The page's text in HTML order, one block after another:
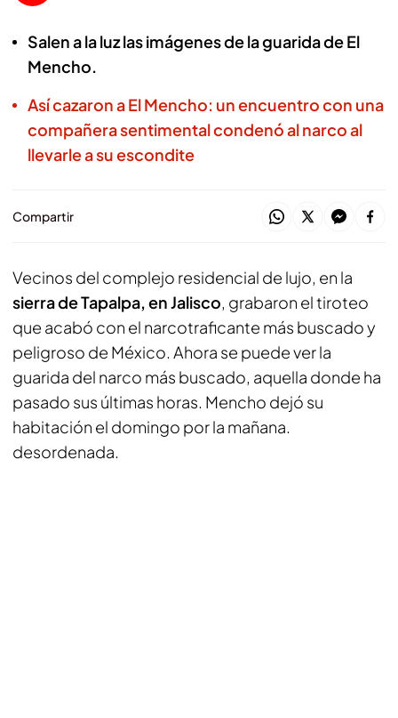
Salen a la luz las imágenes de la guarida de El
Mencho.
Así cazaron a El Mencho: un encuentro con una
compañera sentimental condenó al narco al
llevarle a su escondite
Compartir
Vecinos del complejo residencial de lujo, en la
sierra de Tapalpa, en Jalisco, grabaron el tiroteo
que acabó con el narcotraficante más buscado y
peligroso de México. Ahora se puede ver la
guarida del narco más buscado, aquella donde ha
pasado sus últimas horas. Mencho dejó su
habitación el domingo por la mañana.
desordenada.